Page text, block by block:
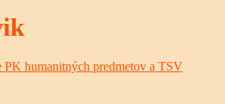
PK humanitných predmetov a TSV